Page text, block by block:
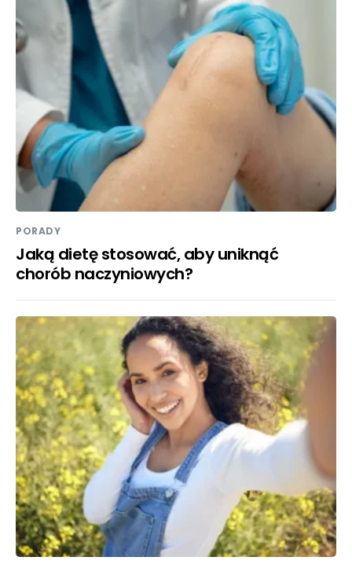
PORADY
Jaką dietę stosować, aby uniknąć
chorób naczyniowych?